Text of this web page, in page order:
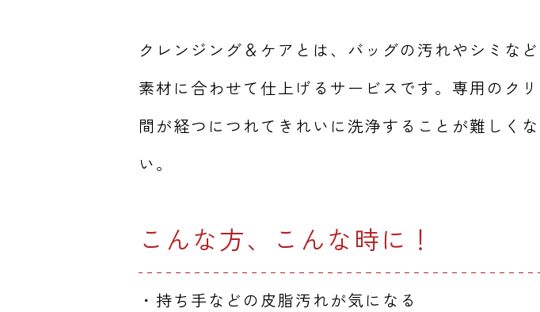
クレンジング＆ケアとは、バッグの汚れやシミな
素材に合わせて仕上げるサービスです。専用のク
間が経つにつれてきれいに洗浄することが難しく
い。
こんな方、こんな時に！
・持ち手などの皮脂汚れが気になる